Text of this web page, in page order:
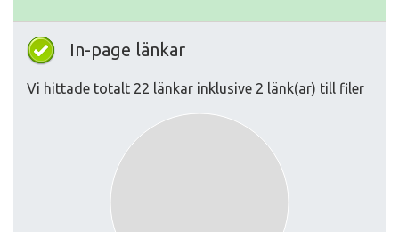
In-page länkar
Vi hittade totalt 22 länkar inklusive 2 länk(ar) till filer